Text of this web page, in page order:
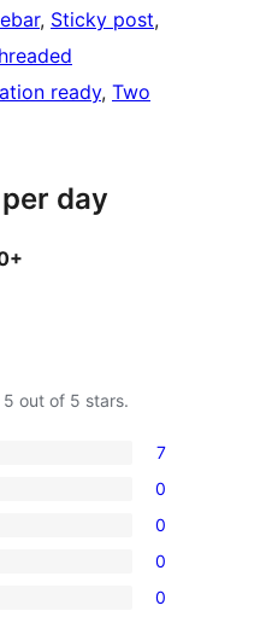
, Sticky post
ready, Two
day
5 out of 5 stars.
7
0
0
0
0